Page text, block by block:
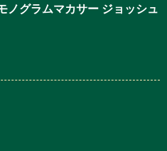
ノグラムマカサー ジョッシュ